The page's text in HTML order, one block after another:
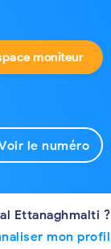
moniteur
le numéro
Ettanaghmalti ?
mon profil